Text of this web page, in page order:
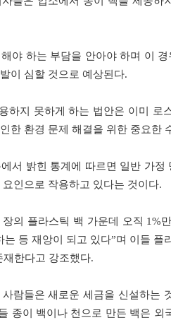
야 하는 부담을 안아야 하며 이
이 심할 것으로 예상된다.
하지 못하게 하는 법안은 이미
한 환경 문제 해결을 위한 중요한
서 밝힌 통계에 따르면 일반 가
인으로 작용하고 있다는 것이다.
의 플라스틱 백 가운데 오직 1%
는 등 재앙이 되고 있다”며 이들
재한다고 강조했다.
람들은 새로운 세금을 신설하는
종이 백이나 천으로 만든 백은